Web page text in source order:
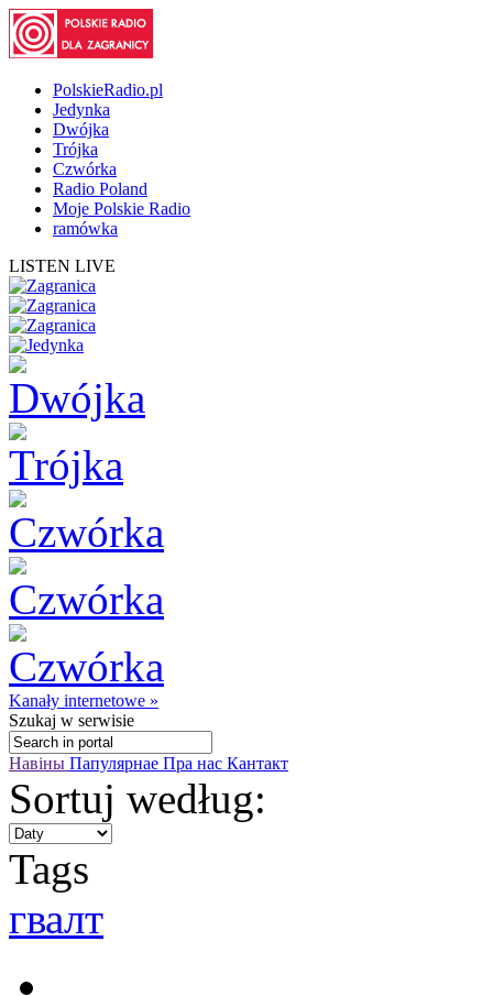
PolskieRadio.pl
Jedynka
Dwójka
Trójka
Czwórka
Radio Poland
Moje Polskie Radio
ramówka
LISTEN LIVE
Kanały internetowe »
Szukaj w serwisie
Навіны Папулярнае Пра нас Кантакт
Sortuj według:
Tags
гвалт